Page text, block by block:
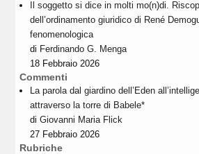
Il soggetto si dice in molti mo(n)di.
dell’ordinamento giuridico di René
fenomenologica
di Ferdinando G. Menga
18 Febbraio 2026
Commenti
La parola dal giardino dell’Eden
attraverso la torre di Babele*
diGiovanni Maria Flick
27 Febbraio 2026
Rubriche